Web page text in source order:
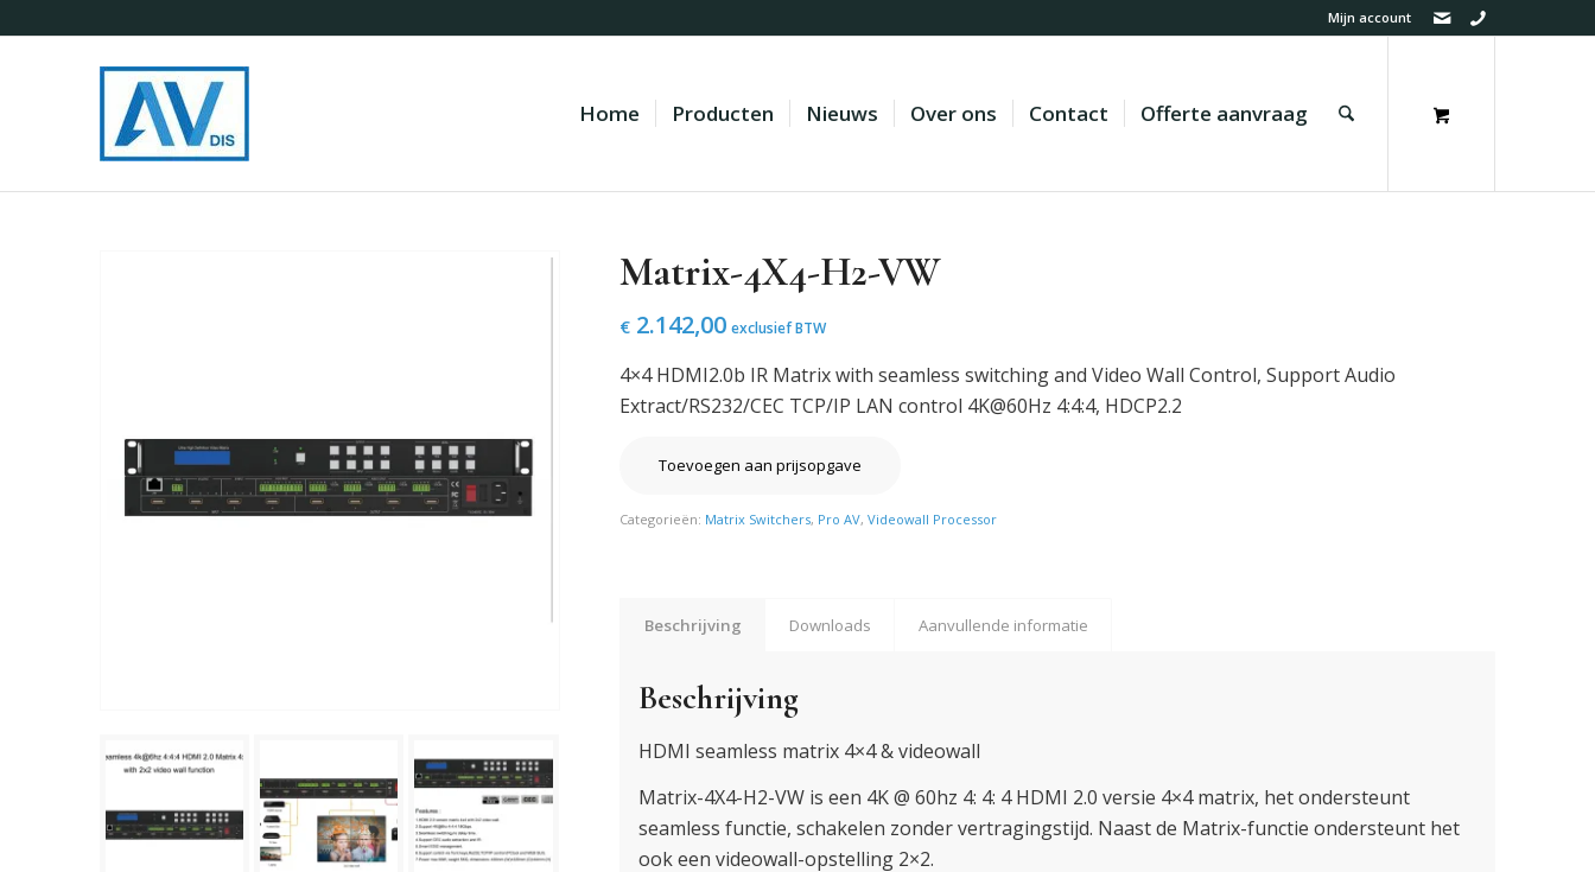
Mijn account
Home Producten Nieuws Over ons Contact Offerte aanvraag
Matrix-4X4-H2-VW
€2.142,00 exclusief BTW
4×4 HDMI2.0b IR Matrix with seamless switching and Video Wall Control, Support Audio
Extract/RS232/CEC TCP/IP LAN control 4K@60Hz 4:4:4, HDCP2.2
Toevoegen aan prijsopgave
Categorieën: Matrix Switchers, Pro AV, Videowall Processor
Beschrijving Downloads Aanvullende informatie
Beschrijving
HDMI seamless matrix 4×4 & videowall
Matrix-4X4-H2-VW is een 4K @ 60hz 4: 4: 4 HDMI 2.0 versie 4×4 matrix, het ondersteunt
seamless functie, schakelen zonder vertragingstijd. Naast de Matrix-functie ondersteunt het
ook een videowall-opstelling 2×2.